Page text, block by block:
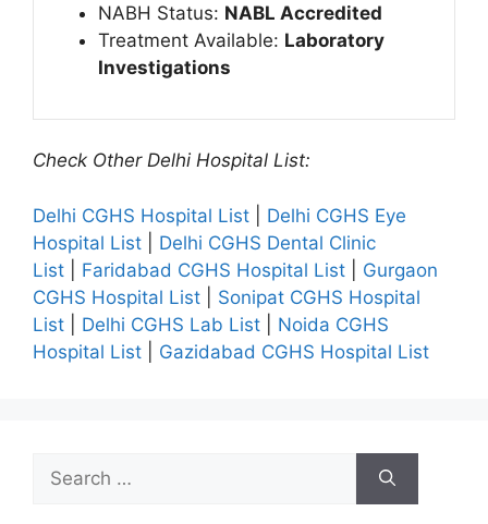
NABH Status: NABL Accredited
Treatment Available: Laboratory
Investigations
Check Other Delhi Hospital List:
Delhi CGHS Hospital List
Delhi CGHS Eye
Hospital List
Delhi CGHS Dental Clinic
List
Faridabad CGHS Hospital List
Gurgaon
CGHS Hospital List
Sonipat CGHS Hospital
List
Delhi CGHS Lab List
Noida CGHS
Hospital List
Gazidabad CGHS Hospital List
for: